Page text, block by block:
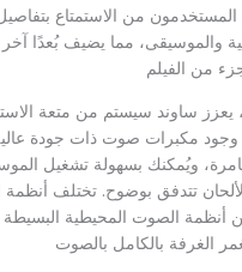
من الاستمتاع
والموسيقى، مما يضيف بُعدًا آخر
يعزز ساوند سيستم من متعة
وجود مكبرات صوت ذات جودة
ويُمكنك بسهولة تشغيل
تتدفق بوضوح. تختلف
من أنظمة الصوت المحيطية